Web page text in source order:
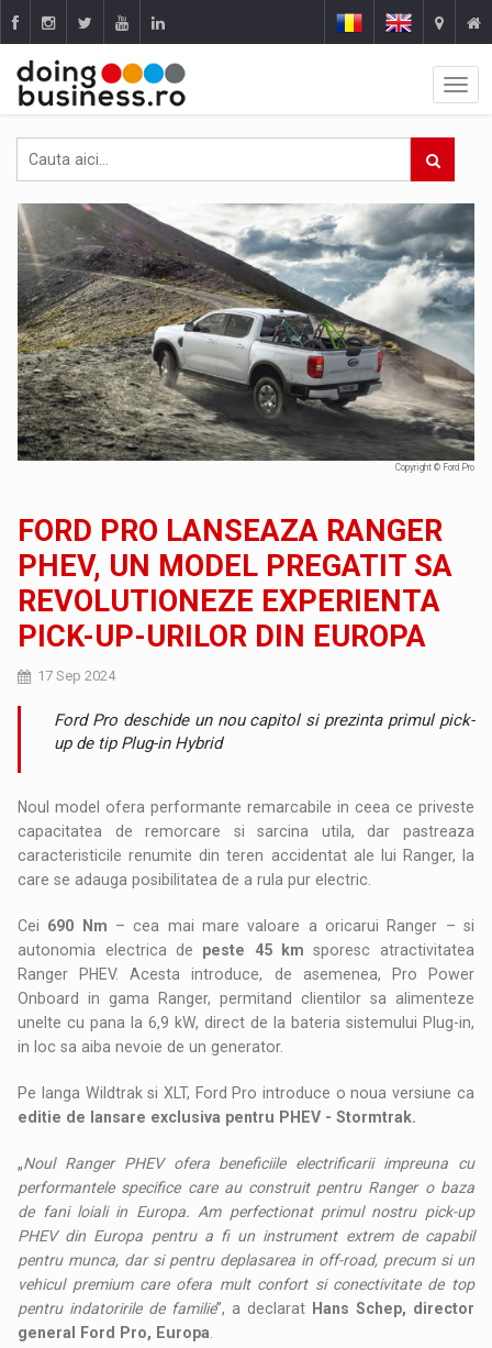
Copyright © Ford Pro
FORD PRO LANSEAZA RANGER
PHEV, UN MODEL PREGATIT SA
REVOLUTIONEZE EXPERIENTA
PICK-UP-URILOR DIN EUROPA
17 Sep 2024
Ford Pro deschide un nou capitol si prezinta primul pick-
up de tip Plug-in Hybrid
Noul model ofera performante remarcabile in ceea ce priveste
capacitatea de remorcare si sarcina utila, dar pastreaza
caracteristicile renumite din teren accidentat ale lui Ranger, la
care se adauga posibilitatea de a rula pur electric.
Cei 690 Nm – cea mai mare valoare a oricarui Ranger – si
autonomia electrica de peste 45 km sporesc atractivitatea
Ranger PHEV. Acesta introduce, de asemenea, Pro Power
Onboard in gama Ranger, permitand clientilor sa alimenteze
unelte cu pana la 6,9 kW, direct de la bateria sistemului Plug-in,
in loc sa aiba nevoie de un generator.
Pe langa Wildtrak si XLT, Ford Pro introduce o noua versiune ca
editie de lansare exclusiva pentru PHEV - Stormtrak.
„Noul Ranger PHEV ofera beneficiile electrificarii impreuna cu
performantele specifice care au construit pentru Ranger o baza
de fani loiali in Europa. Am perfectionat primul nostru pick-up
PHEV din Europa pentru a fi un instrument extrem de capabil
pentru munca, dar si pentru deplasarea in off-road, precum si un
vehicul premium care ofera mult confort si conectivitate de top
pentru indatoririle de familie”, a declarat Hans Schep, director
general Ford Pro, Europa